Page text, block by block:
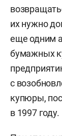
их нужно
еще одним
бумажных
с
купюры,
в 1997 году.